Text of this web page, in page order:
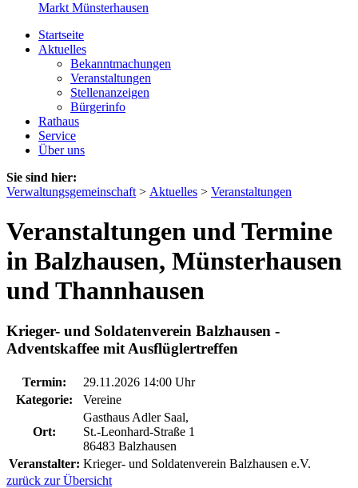
Markt Münsterhausen
Startseite
Aktuelles
Bekanntmachungen
Veranstaltungen
Stellenanzeigen
Bürgerinfo
Rathaus
Service
Über uns
Sie sind hier:
Verwaltungsgemeinschaft > Aktuelles > Veranstaltungen
Veranstaltungen und Termine
in Balzhausen, Münsterhausen
und Thannhausen
Krieger- und Soldatenverein Balzhausen -
Adventskaffee mit Ausflüglertreffen
Termin:
29.11.2026 14:00 Uhr
Kategorie:
Vereine
Ort:
Gasthaus Adler Saal,
St.-Leonhard-Straße 1
86483 Balzhausen
Veranstalter: Krieger- und Soldatenverein Balzhausen e.V.
zurück zur Übersicht